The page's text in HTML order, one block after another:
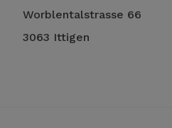
Worblentalstrasse 66
3063 Ittigen